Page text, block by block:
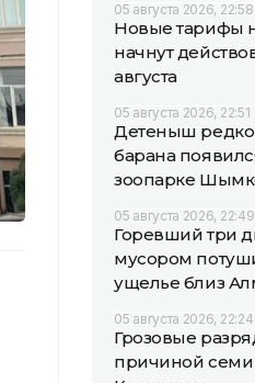
05 августа 2026, 22:58
Новые тарифы
начнут
августа
05 августа 2026, 22:51
Детеныш
барана
зоопарке
05 августа 2026, 22:49
Горевший три
мусором
ущелье близ
05 августа 2026, 22:24
Грозовые
причиной